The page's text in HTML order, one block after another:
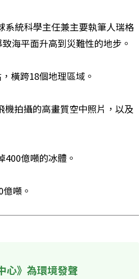
統科學主任兼主要執筆人瑞格
海平面升高到災難性的地步。
橫跨18個地理區域。
機拍攝的高畫質空中照片，以及
億噸的冰體。
噸。
心》為環境發聲